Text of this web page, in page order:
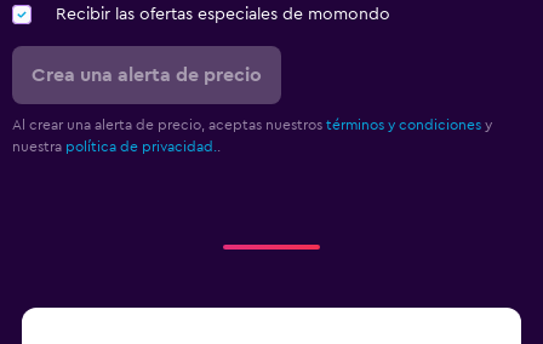
Recibir las ofertas especiales de momondo
Crea una alerta de precio
Al crear una alerta de precio, aceptas nuestros términos y condiciones y
nuestra política de privacidad.